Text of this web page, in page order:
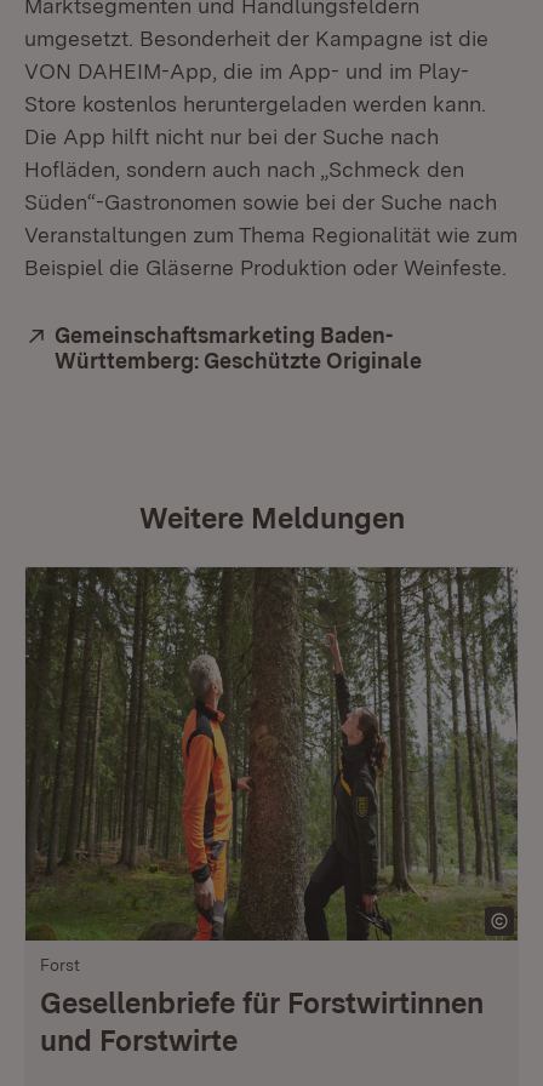
Marktsegmenten und Handlungsfeldern
umgesetzt. Besonderheit der Kampagne ist die
VON DAHEIM-App, die im App- und im Play-
Store kostenlos heruntergeladen werden kann.
Die App hilft nicht nur bei der Suche nach
Hofläden, sondern auch nach „Schmeck den
Süden“-Gastronomen sowie bei der Suche nach
Veranstaltungen zum Thema Regionalität wie zum
Beispiel die Gläserne Produktion oder Weinfeste.
Extern:
Gemeinschaftsmarketing Baden-
Württemberg: Geschützte Originale
Weitere Meldungen
Forst
Gesellenbriefe für Forstwirtinnen
und Forstwirte